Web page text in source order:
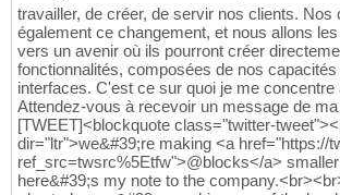
travailler, de créer, de servir nos clients. Nos
également ce changement, et nous allons
vers un avenir où ils pourront créer
fonctionnalités, composées de nos
interfaces. C'est ce sur quoi je me concentre
Attendez-vous à recevoir un message de
[TWEET]<blockquote class="twitter-
dir="ltr">we&#39;re making <a href="https://
ref_src=twsrc%5Etfw">@blocks</a> smaller
here&#39;s my note to the